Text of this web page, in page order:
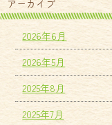
アーカイブ
2026年6月
2026年5月
2025年8月
2025年7月